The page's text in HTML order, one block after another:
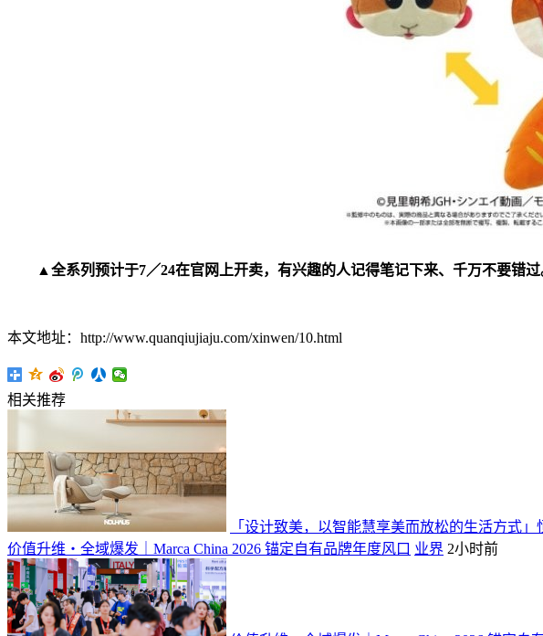
▲全系列预计于7／24在官网上开卖，有兴趣的人记得笔记下来、千万不要错过
本文地址：http://www.quanqiujiaju.com/xinwen/10.html
相关推荐
「设计致美，以智能慧享美而放松的生活方式
价值升维・全域爆发｜Marca China 2026 锚定自有品牌年度风口 业界 2小时前